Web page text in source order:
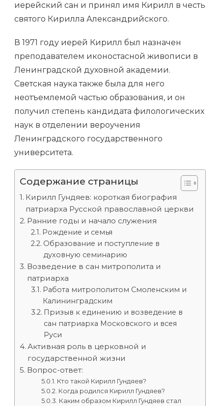
иерейский сан и принял имя Кирилл в честь
святого Кирилла Александрийского.
В 1971 году иерей Кирилл был назначен
преподавателем иконостасной живописи в
Ленинградской духовной академии.
Светская наука также была для него
неотъемлемой частью образования, и он
получил степень кандидата филологических
наук в отделении вероучения
Ленинградского государственного
университета.
Содержание страницы
Кирилл Гундяев: короткая биография
патриарха Русской православной церкви
Ранние годы и начало служения
Рождение и семья
Образование и поступление в
духовную семинарию
Возведение в сан митрополита и
патриарха
Работа митрополитом Смоленским и
Калининградским
Призыв к единению и возведение в
сан патриарха Московского и всея
Руси
Активная роль в церковной и
государственной жизни
Вопрос-ответ:
Кто такой Кирилл Гундяев?
Когда родился Кирилл Гундяев?
Каким образом Кирилл Гундяев стал